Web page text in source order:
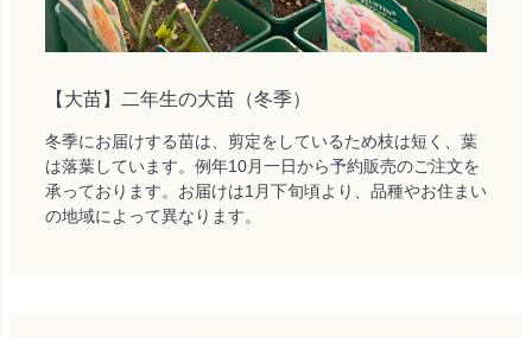
【大苗】二年生の大苗（冬季）
冬季にお届けする苗は、剪定をしているため枝は短く、葉
は落葉しています。例年10月一日から予約販売のご注文を
承っております。お届けは1月下旬頃より、品種やお住まい
の地域によって異なります。